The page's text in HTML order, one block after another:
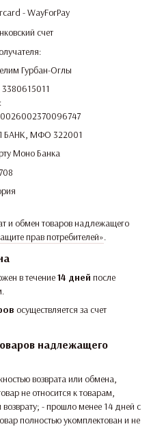
- WayForPay
счет
Гурбан-Оглы
БАНК, МФО 322001
Моно Банка
и обмен товаров надлежащего
прав потребителей».
в течение14 дней после
осуществляется за счет
надлежащего
возврата или обмена,
не относится к товарам,
- прошло менее 14 дней с
полностью укомплектован и не